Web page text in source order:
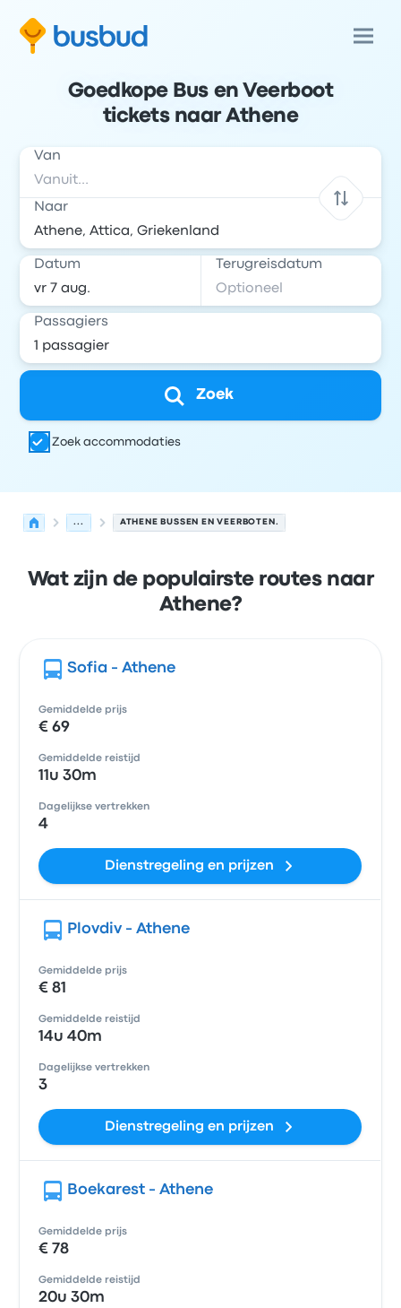
Goedkope Bus en Veerboot
tickets naar Athene
Van
Naar
Datum Terugreisdatum
Passagiers
Zoek
Zoek accommodaties
... ATHENE BUSSEN EN VEERBOTEN.
Wat zijn de populairste routes naar
Athene?
Sofia - Athene
Gemiddelde prijs
€ 69
Gemiddelde reistijd
11u 30m
Dagelijkse vertrekken
4
Dienstregeling en prijzen
Plovdiv - Athene
Gemiddelde prijs
€ 81
Gemiddelde reistijd
14u 40m
Dagelijkse vertrekken
3
Dienstregeling en prijzen
Boekarest - Athene
Gemiddelde prijs
€ 78
Gemiddelde reistijd
20u 30m